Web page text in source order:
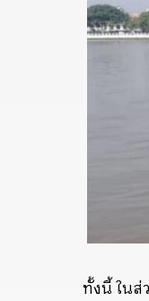
ทั้งนี้ ในส่